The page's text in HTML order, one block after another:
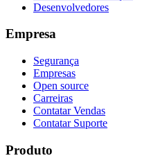
Desenvolvedores
Empresa
Segurança
Empresas
Open source
Carreiras
Contatar Vendas
Contatar Suporte
Produto